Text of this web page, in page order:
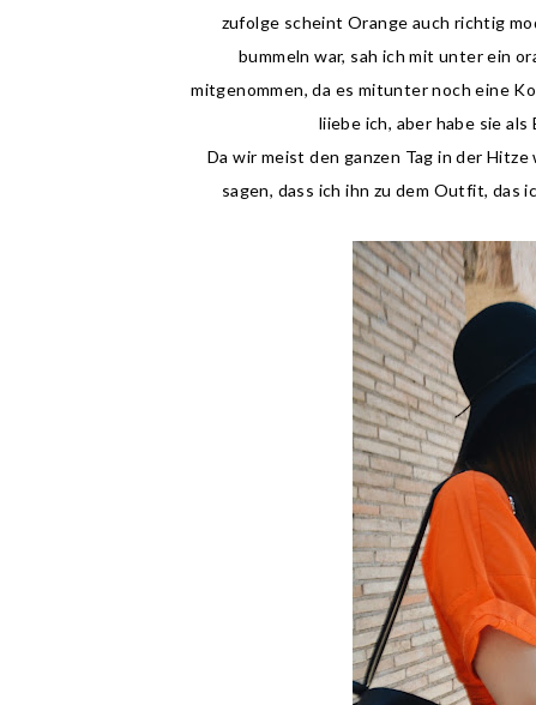
zufolge scheint Orange auch richtig
bummeln war, sah ich mit unter ein
mitgenommen, da es mitunter noch eine
liiebe ich, aber habe sie
Da wir meist den ganzen Tag in der
sagen, dass ich ihn zu dem Outfit, das